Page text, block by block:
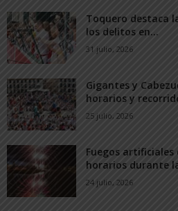
Toquero destaca
los delitos en...
31 julio, 2026
Gigantes y
horarios y
25 julio, 2026
Fuegos artificiales
horarios durante
24 julio, 2026